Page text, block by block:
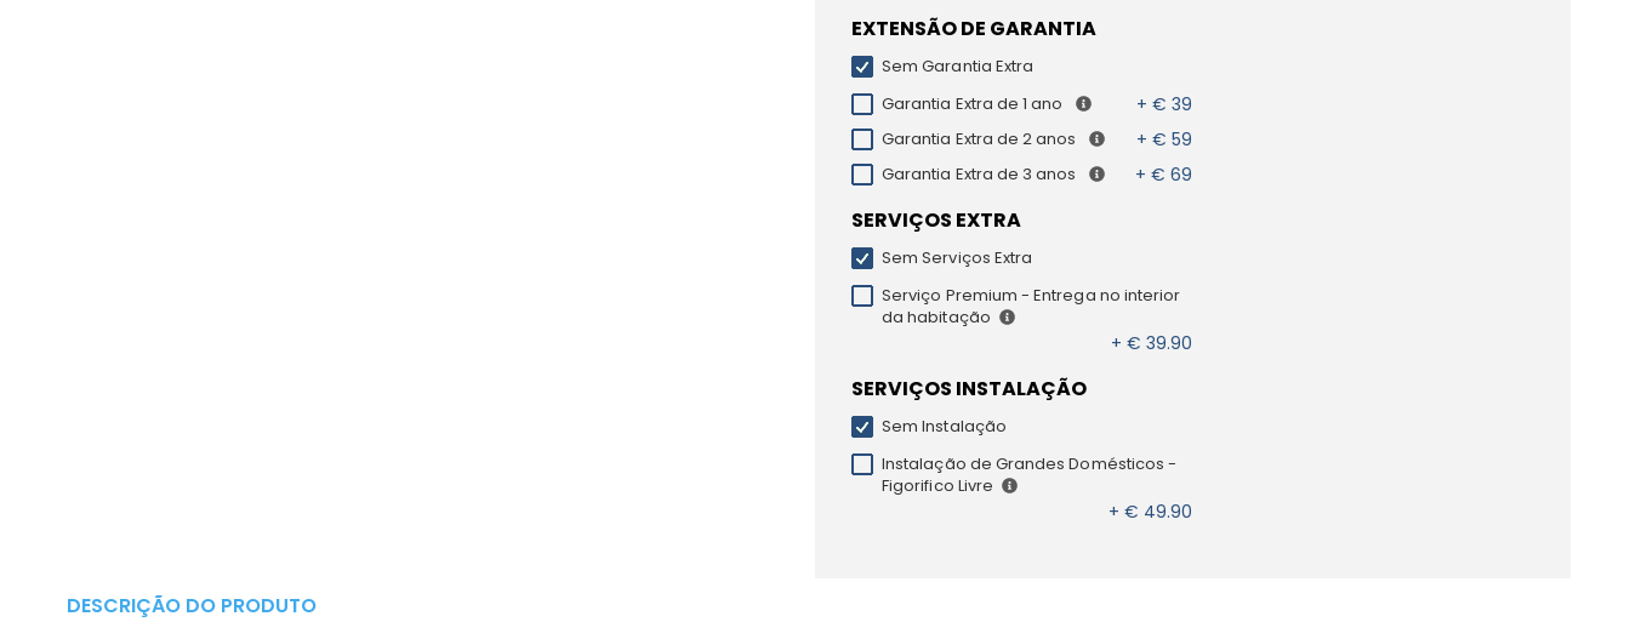
EXTENSÃO DE GARANTIA
Sem Garantia Extra
Garantia Extra de 1 ano
+ € 39
Garantia Extra de 2 anos + € 59
Garantia Extra de 3 anos + € 69
SERVIÇOS EXTRA
Sem Serviços Extra
Serviço Premium - Entrega no interior
da habitação
+ € 39.90
SERVIÇOS INSTALAÇÃO
Sem Instalação
Instalação de Grandes Domésticos -
Figorifico Livre
+ € 49.90
DESCRIÇÃO DO PRODUTO